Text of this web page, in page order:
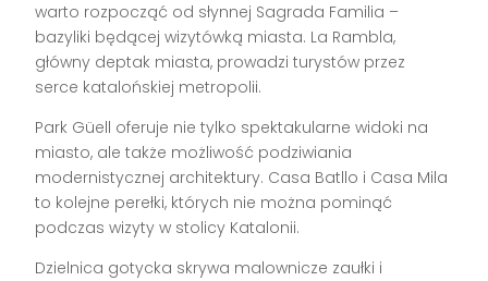
warto rozpocząć od słynnej Sagrada Familia –
bazyliki będącej wizytówką miasta. La Rambla,
główny deptak miasta, prowadzi turystów przez
serce katalońskiej metropolii.
Park Güell oferuje nie tylko spektakularne widoki na
miasto, ale także możliwość podziwiania
modernistycznej architektury. Casa Batllo i Casa Mila
to kolejne perełki, których nie można pominąć
podczas wizyty w stolicy Katalonii.
Dzielnica gotycka skrywa malownicze zaułki i